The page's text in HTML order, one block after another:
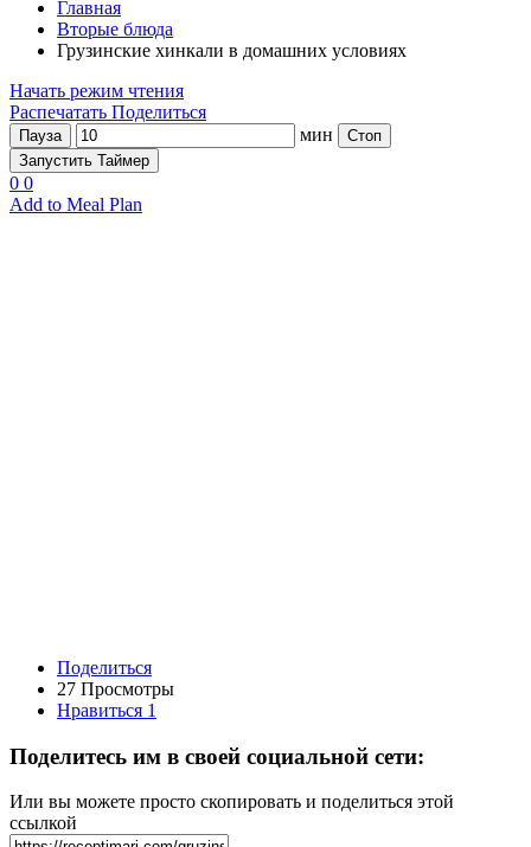
Главная
Вторые блюда
Грузинские хинкали в домашних условиях
Начать режим чтения
Распечатать Поделиться
Пауза мин
Стоп
Запустить Таймер
0 0
Add to Meal Plan
Поделиться
27 Просмотры
Нравиться 1
Поделитесь им в своей социальной сети:
Или вы можете просто скопировать и поделиться этой
ссылкой